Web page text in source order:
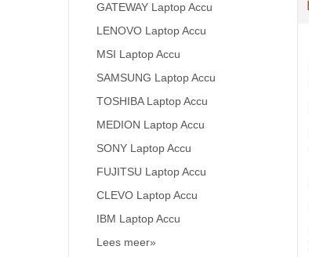
GATEWAY Laptop Accu
LENOVO Laptop Accu
MSI Laptop Accu
SAMSUNG Laptop Accu
TOSHIBA Laptop Accu
MEDION Laptop Accu
SONY Laptop Accu
FUJITSU Laptop Accu
CLEVO Laptop Accu
IBM Laptop Accu
Lees meer»